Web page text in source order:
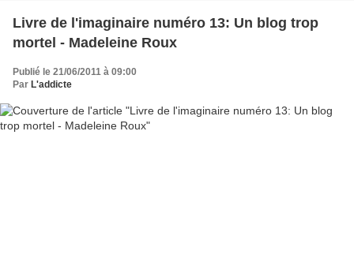
Livre de l'imaginaire numéro 13: Un blog trop
mortel - Madeleine Roux
Publié le 21/06/2011 à 09:00
Par L'addicte